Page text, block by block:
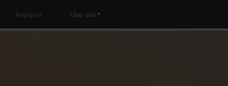
Angebote Über uns